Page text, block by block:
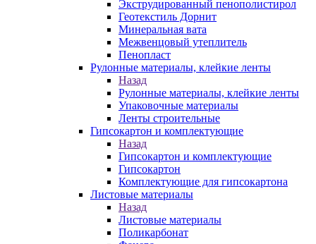
Экструдированный пенополистирол
Геотекстиль Дорнит
Минеральная вата
Межвенцовый утеплитель
Пенопласт
Рулонные материалы, клейкие ленты
Назад
Рулонные материалы, клейкие ленты
Упаковочные материалы
Ленты строительные
Гипсокартон и комплектующие
Назад
Гипсокартон и комплектующие
Гипсокартон
Комплектующие для гипсокартона
Листовые материалы
Назад
Листовые материалы
Поликарбонат